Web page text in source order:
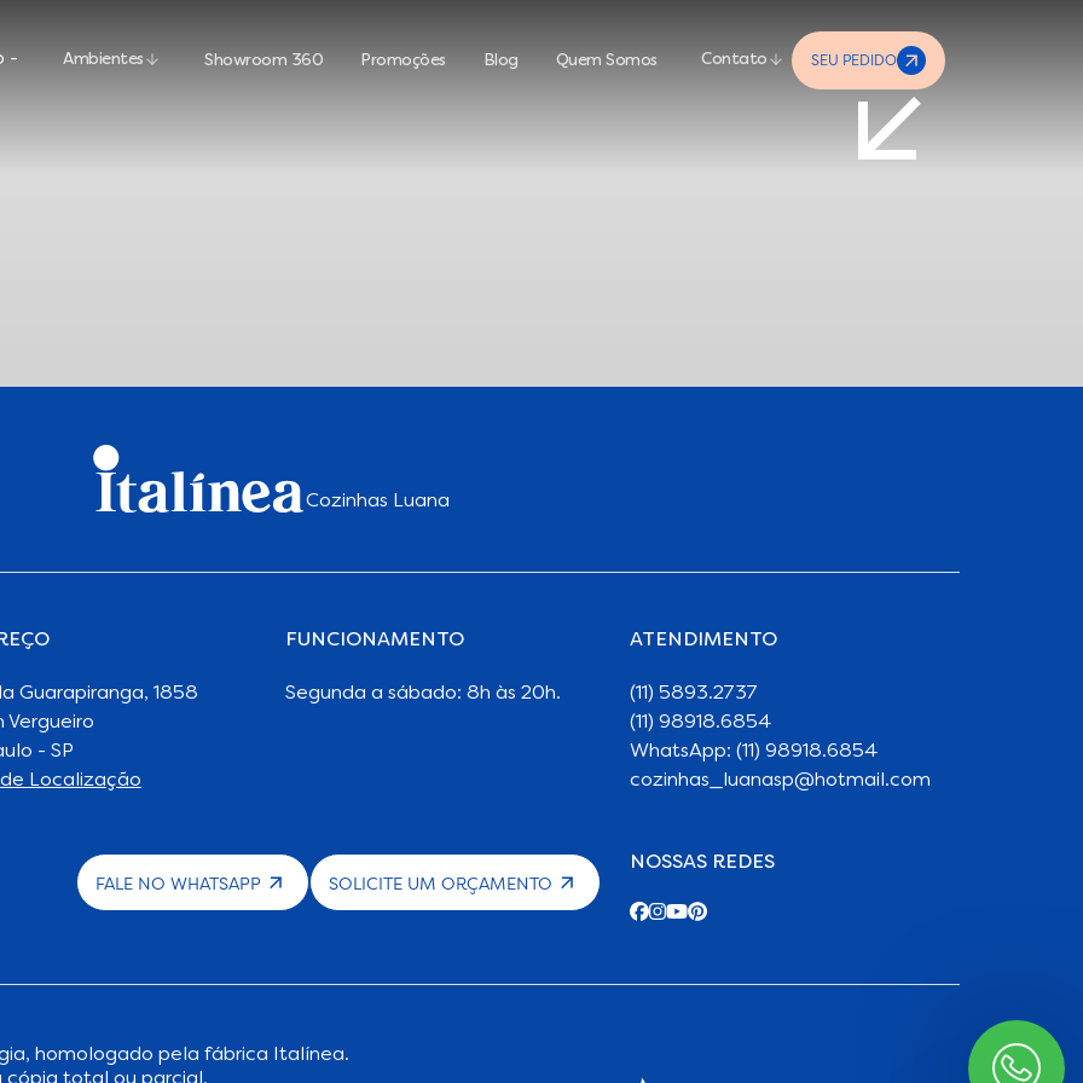
-
Ambientes Showroom 360 Promoções Blog Quem Somos Contato SEU PEDIDO
Cozinhas Luana
Guarapiranga, 1858
Vergueiro
- SP
Localização
FUNCIONAMENTO
Segunda a sábado: 8h às 20h.
ATENDIMENTO
(11) 5893.2737
(11) 98918.6854
WhatsApp: (11) 98918.6854
cozinhas_luanasp@hotmail.com
FALE NO WHATSAPP SOLICITE UM ORÇAMENTO
NOSSAS REDES
, homologado pela fábrica Italínea.